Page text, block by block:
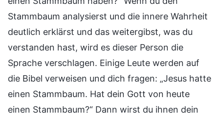
Stammbaum analysierst und die innere Wahrheit
deutlich erklärst und das weitergibst, was du
verstanden hast, wird es dieser Person die
Sprache verschlagen. Einige Leute werden auf
die Bibel verweisen und dich fragen: „Jesus hatte
einen Stammbaum. Hat dein Gott von heute
einen Stammbaum?“ Dann wirst du ihnen dein